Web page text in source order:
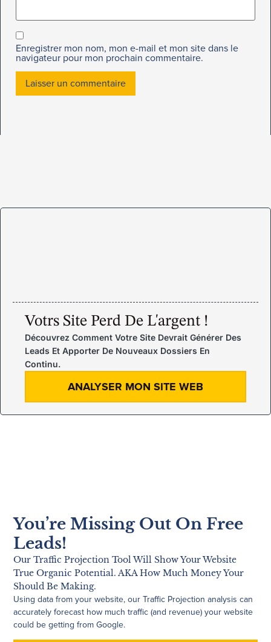
Enregistrer mon nom, mon e-mail et mon site dans le
navigateur pour mon prochain commentaire.
Votrs Site Perd De L'argent !
Découvrez Comment Votre Site Devrait Générer Des
Leads Et Apporter De Nouveaux Dossiers En
Continu.
ANALYSER MON SITE WEB
You’re Missing Out On Free
Leads!
Our Traffic Projection Tool Will Show Your Website
True Organic Potential. AKA How Much Money Your
Should Be Making.
Using data from your website, our Traffic Projection analysis can
accurately forecast how much traffic (and revenue) your website
could be getting from Google.